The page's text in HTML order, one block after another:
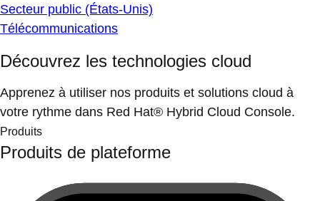
Secteur public (États-Unis)
Télécommunications
Découvrez les technologies cloud
Apprenez à utiliser nos produits et solutions cloud à
votre rythme dans Red Hat® Hybrid Cloud Console.
Produits
Produits de plateforme